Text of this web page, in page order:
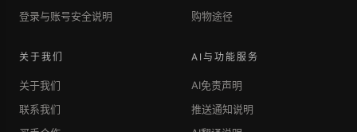
登录与账号安全说明
购物途径
关于我们
关于我们
联系我们
AI与功能服务
AI免责声明
推送通知说明